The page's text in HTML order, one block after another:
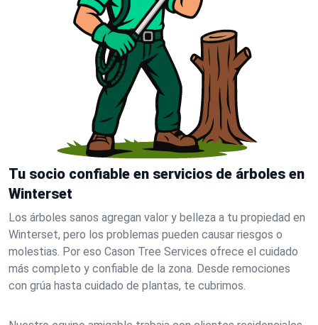
Tu socio confiable en servicios de árboles en
Winterset
Los árboles sanos agregan valor y belleza a tu propiedad en
Winterset, pero los problemas pueden causar riesgos o
molestias. Por eso Cason Tree Services ofrece el cuidado
más completo y confiable de la zona. Desde remociones
con grúa hasta cuidado de plantas, te cubrimos.